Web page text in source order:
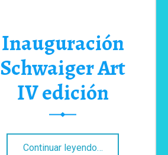
Inauguración
Schwaiger Art
IV edición
Continuar leyendo…